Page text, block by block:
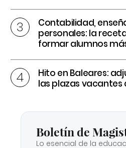
Contabilidad,
personales: la
formar alumnos
Hito en Baleares:
las plazas vacantes
Boletín de
Lo esencial de la